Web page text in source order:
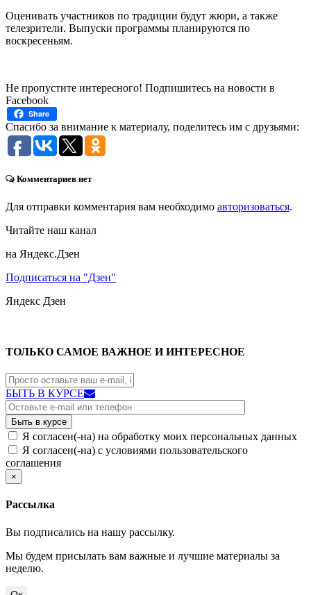
Оценивать участников по традиции будут жюри, а также
телезрители. Выпуски программы планируются по
воскресеньям.
Не пропустите интересного! Подпишитесь на новости в
Facebook
Share
Спасибо за внимание к материалу, поделитесь им с друзьями:
Комментариев нет
Для отправки комментария вам необходимо авторизоваться.
Читайте наш канал
на Яндекс.Дзен
Подписаться на "Дзен"
Яндекс Дзен
ТОЛЬКО САМОЕ ВАЖНОЕ И ИНТЕРЕСНОЕ
БЫТЬ В КУРСЕ
Я согласен(-на) на обработку моих персональных данных
Я согласен(-на) с условиями пользовательского
соглашения
×
Рассылка
Вы подписались на нашу рассылку.
Мы будем присылать вам важные и лучшие материалы за
неделю.